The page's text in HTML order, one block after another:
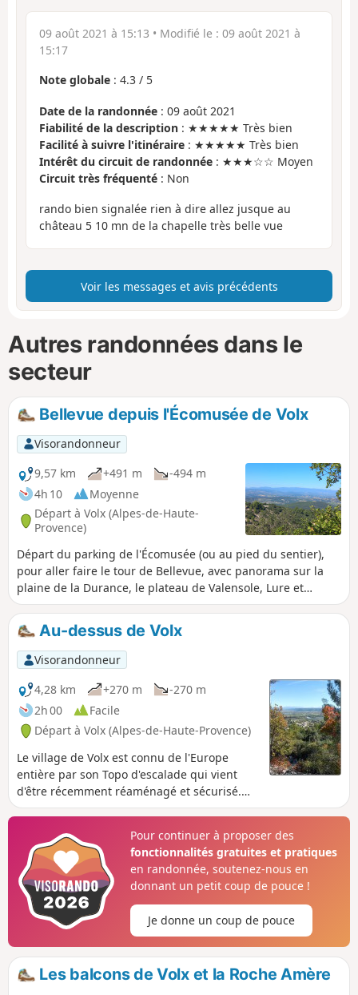
09 août 2021 à 15:13 • Modifié le : 09 août 2021 à
15:17
Note globale : 4.3 / 5
Date de la randonnée : 09 août 2021
Fiabilité de la description : ★★★★★ Très bien
Facilité à suivre l'itinéraire : ★★★★★ Très bien
Intérêt du circuit de randonnée : ★★★☆☆ Moyen
Circuit très fréquenté : Non
rando bien signalée rien à dire allez jusque au
château 5 10 mn de la chapelle très belle vue
Voir les messages et avis précédents
Autres randonnées dans le
secteur
Bellevue depuis l'Écomusée de Volx
Visorandonneur
9,57 km
+491 m
-494 m
4h 10
Moyenne
Départ à Volx (Alpes-de-Haute-
Provence)
Départ du parking de l'Écomusée (ou au pied du sentier),
pour aller faire le tour de Bellevue, avec panorama sur la
plaine de la Durance, le plateau de Valensole, Lure et
Ventoux.
Au-dessus de Volx
Visorandonneur
4,28 km
+270 m
-270 m
2h 00
Facile
Départ à Volx (Alpes-de-Haute-Provence)
Le village de Volx est connu de l'Europe
entière par son Topo d'escalade qui vient
d'être récemment réaménagé et sécurisé.
Pendant le début de la randonnée, vous
Au bout de la montée Capellane (ça monte
raide), vous serez récompensés par un beau
surplomb du village. Ensuite un superbe
coup d’œil à gauche sur la vallée de la
Durance.
Pour continuer à proposer des
fonctionnalités gratuites et pratiques
en randonnée, soutenez-nous en
donnant un petit coup de pouce !
Je donne un coup de pouce
Les balcons de Volx et la Roche Amère